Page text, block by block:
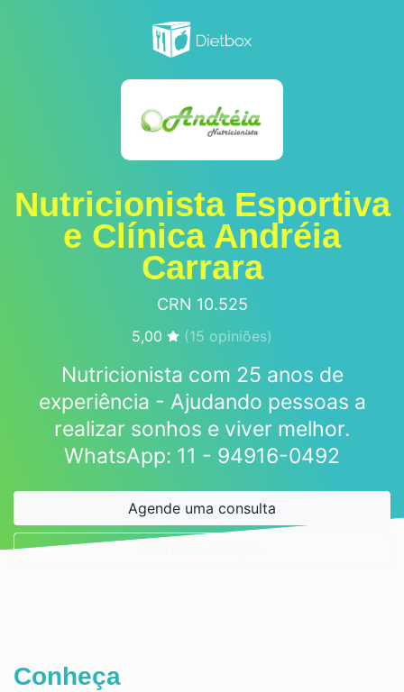
Nutricionista Esportiva
e Clínica Andréia
Carrara
CRN 10.525
5,00 (15 opiniões)
Nutricionista com 25 anos de
experiência - Ajudando pessoas a
realizar sonhos e viver melhor.
WhatsApp: 11 - 94916-0492
Agende uma consulta
Conheça